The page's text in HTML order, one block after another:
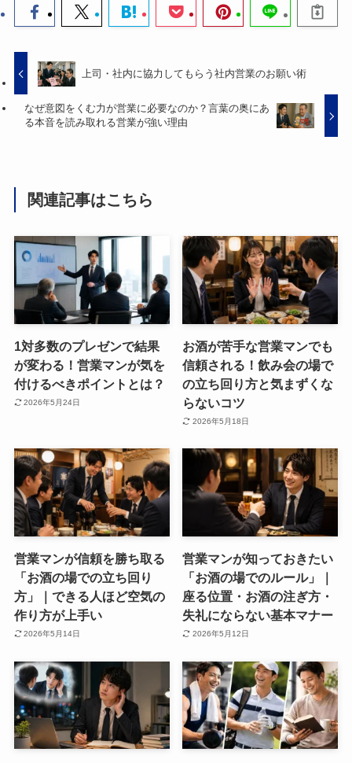
上司・社内に協力してもらう社内営業のお願い術
なぜ意図をくむ力が営業に必要なのか？言葉の奥にあ
る本音を読み取れる営業が強い理由
関連記事はこちら
1対多数のプレゼンで結果
が変わる！営業マンが気を
付けるべきポイントとは？
2026年5月24日
お酒が苦手な営業マンでも
信頼される！飲み会の場で
の立ち回り方と気まずくな
らないコツ
2026年5月18日
営業マンが信頼を勝ち取る
「お酒の場での立ち回り
方」｜できる人ほど空気の
作り方が上手い
2026年5月14日
営業マンが知っておきたい
「お酒の場でのルール」｜
座る位置・お酒の注ぎ方・
失礼にならない基本マナー
2026年5月12日